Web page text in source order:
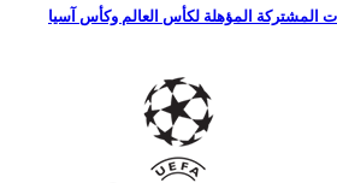
المشتركة المؤهلة لكأس العالم وكأس آسيا